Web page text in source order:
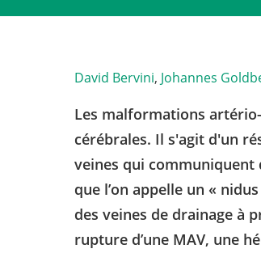
David Bervini, Johannes
Les malformations
cérébrales. Il s'agit d'un
veines qui communiquent
que l’on appelle un «
des veines de drainage à
rupture d’une MAV, une